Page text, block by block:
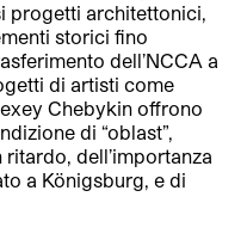
progetti architettonici,
storici fino
dell’NCCA a
di artisti come
Chebykin offrono
di “oblast”,
dell’importanza
a Königsburg, e di